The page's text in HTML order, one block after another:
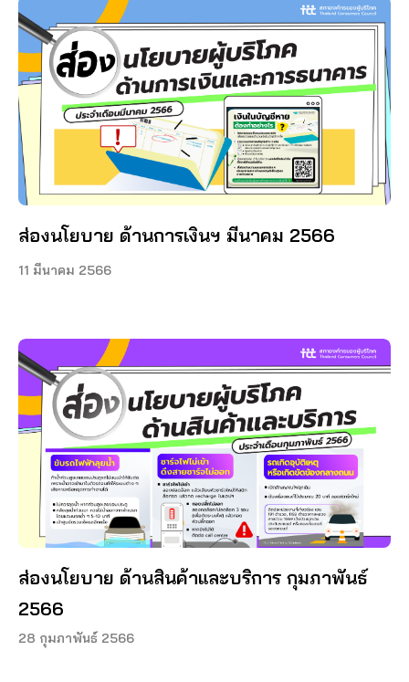
ส่องนโยบาย ด้านการเงินฯ มีนาคม 2566
11 มีนาคม 2566
ส่องนโยบาย ด้านสินค้าและบริการ กุมภาพันธ์
2566
28 กุมภาพันธ์ 2566